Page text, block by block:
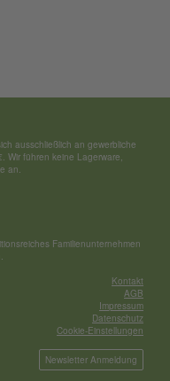
ausschließ­lich an gewerbliche
Wir führen keine Lagerware,
an.
Familienunternehmen
Kontakt
AGB
Impressum
Datenschutz
Cookie-Einstellungen
Newsletter Anmeldung